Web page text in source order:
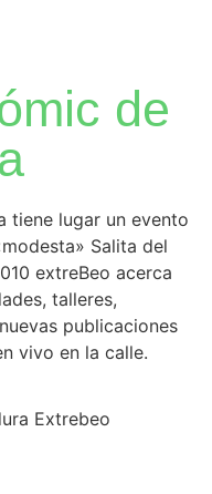
de
tiene lugar un evento
Salita del
extreBeo acerca
talleres,
publicaciones
vivo en la calle.